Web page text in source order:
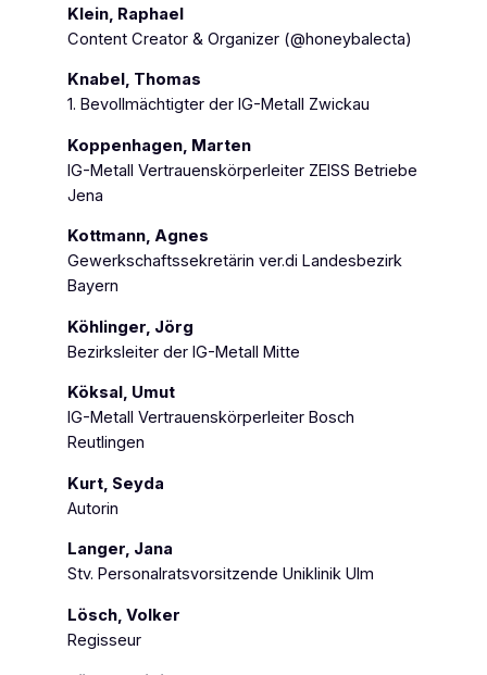
Klein, Raphael
Content Creator & Organizer (@honeybalecta)
Knabel, Thomas
1. Bevollmächtigter der IG-Metall Zwickau
Koppenhagen, Marten
IG-Metall Vertrauenskörperleiter ZEISS Betriebe
Jena
Kottmann, Agnes
Gewerkschaftssekretärin ver.di Landesbezirk
Bayern
Köhlinger, Jörg
Bezirksleiter der IG-Metall Mitte
Köksal, Umut
IG-Metall Vertrauenskörperleiter Bosch
Reutlingen
Kurt, Seyda
Autorin
Langer, Jana
Stv. Personalratsvorsitzende Uniklinik Ulm
Lösch, Volker
Regisseur